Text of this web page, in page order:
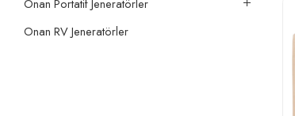
Onan Portatif Jeneratörler
Onan RV Jeneratörler